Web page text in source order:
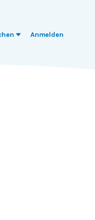
Anmelden